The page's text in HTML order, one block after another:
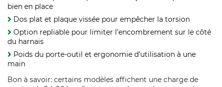
bien en place
Dos plat et plaque vissée pour empêcher la torsion
Option repliable pour limiter l’encombrement sur le côté
du harnais
Poids du porte‑outil et ergonomie d’utilisation à une
main
Bon à savoir: certains modèles affichent une charge de